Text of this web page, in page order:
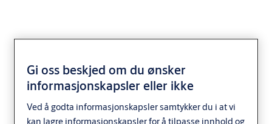
External and Internal
Gi oss beskjed om du ønsker
informasjonskapsler eller ikke
Ved å godta informasjonskapsler samtykker du i at vi
kan lagre informasjonskapsler for å tilpasse innhold og